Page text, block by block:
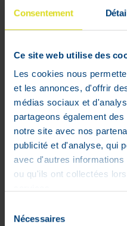
Consentement
Ce site web utilise des
Les cookies nous
et les annonces, d'offrir
médias sociaux et
partageons également
notre site avec nos
publicité et d'analyse, qui
avec d'autres
ou qu'ils ont collectées
Nécessaires
Ceti Sandoz 10
15,29€
En stock